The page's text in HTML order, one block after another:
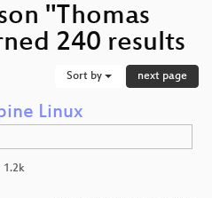
"Thomas
240 results
Sort by next page
Linux
1.2k